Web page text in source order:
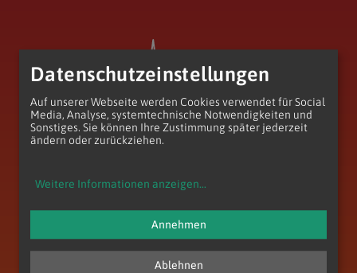
Pfarre Unterheiligenstadt
Heiligenstädter Str. 101
1190 Wien
Epfarre.unterheiligenstadt@katholischekirche.at
Datenschutzeinstellungen
Auf unserer Webseite werden Cookies verwendet für Social
Media, Analyse, systemtechnische Notwendigkeiten und
Sonstiges. Sie können Ihre Zustimmung später jederzeit
ändern oder zurückziehen.
Weitere Informationen anzeigen...
Ablehnen
Annehmen